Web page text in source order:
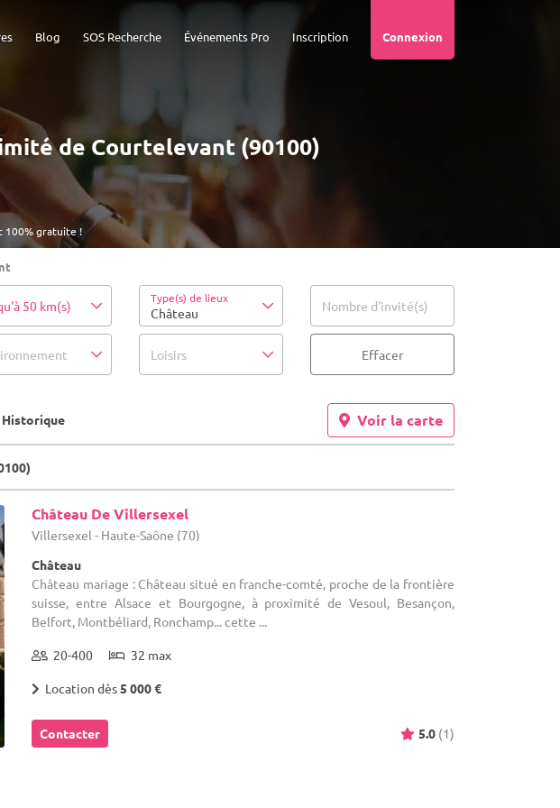
Connexion
Inscription
Événements Pro
SOS Recherche
Blog
100% gratuite !
de Courtelevant (90100)
50 km(s) Type(s) de lieux
Château Nombre d'invité(s)
Loisirs Effacer
Historique Voir la carte
Château De Villersexel
Villersexel - Haute-Saône (70)
Château
Château mariage : Château situé en franche-comté, proche de la frontière
suisse, entre Alsace et Bourgogne, à proximité de Vesoul, Besançon,
Belfort, Montbéliard, Ronchamp... cette ...
20-400 32 max
Location dès5 000 €
Contacter 5.0 (1)